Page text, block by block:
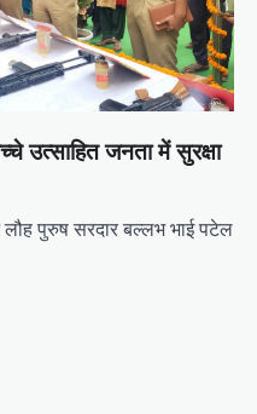
उत्साहित जनता में सुरक्षा
पुरुष सरदार बल्लभ भाई पटेल